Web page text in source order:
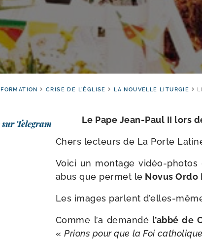
FORMATION CRISE DE L'ÉGLISE LA NOUVELLE LITURGIE
Telegram Le Pape Jean-​Paul II lors
Chers lec­teurs de La Porte
Voici un mon­tage vidéo-​
abus que per­met le Novus Ordo
Les images parlent d’elles-
Comme l’a deman­dé l’ab­bé de
« Prions pour que la Foi